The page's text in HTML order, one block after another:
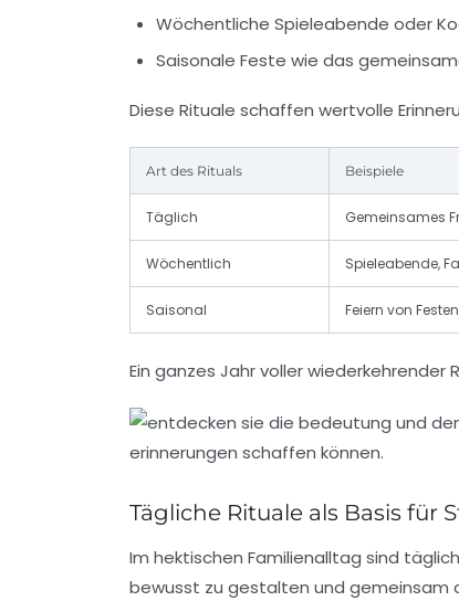
Wöchentliche Spieleabende oder
Saisonale Feste wie das
Diese Rituale schaffen wertvolle
Art des Rituals Beispiele
Täglich Gemeinsames
Wöchentlich Spieleabende,
Saisonal Feiern von
Ein ganzes Jahr voller
Tägliche Rituale als Basis
Im hektischen Familienalltag sind
bewusst zu gestalten und gemeinsam